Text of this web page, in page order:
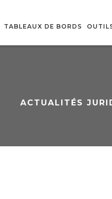
TABLEAUX DE BORDS
ACTUALITÉS